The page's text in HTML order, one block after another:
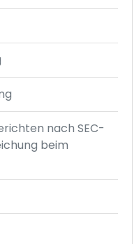
nach SEC-
beim